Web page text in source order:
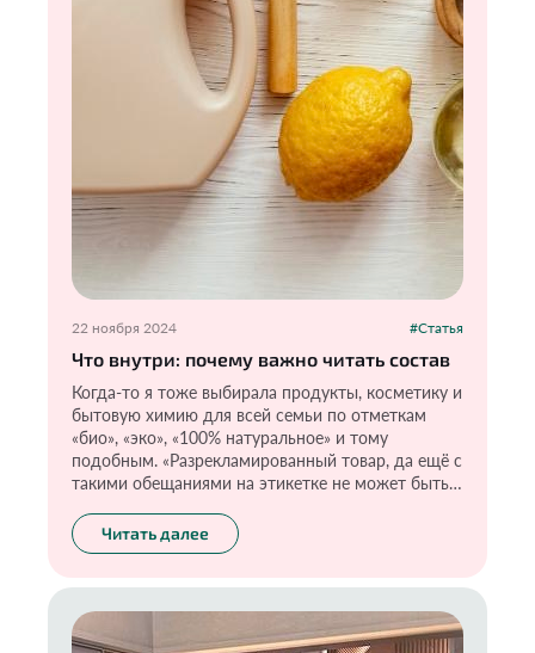
22 ноября 2024 #Статья
Что внутри: почему важно читать состав
Когда-то я тоже выбирала продукты, косметику и
бытовую химию для всей семьи по отметкам
«био», «эко», «100% натуральное» и тому
подобным. «Разрекламированный товар, да ещё с
такими обещаниями на этикетке не может быть
«безопасное» средство. Сейчас-то я знаю, что
красивая упаковка и громкие обещания
можно больше людей тоже это понимали,
осознанно подходили к выбору любых товаров,
Читать далее